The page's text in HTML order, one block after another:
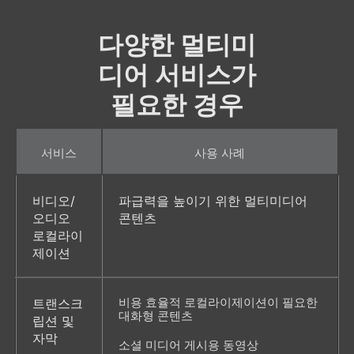
다양한 멀티미
디어 서비스가
필요한 경우
서비스 사용 사례
비디오/
오디오
로컬라이
제이션
파급력을 높이기 위한 멀티미디어
콘텐츠
트랜스크
립션 및
자막
비용 효율적 로컬라이제이션이 필요한
대화형 콘텐츠
소셜 미디어 게시용 동영상